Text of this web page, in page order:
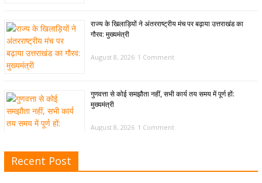
राज्य के खिलाड़ियों ने अंतरराष्ट्रीय मंच पर बढ़ाया उत्तराखंड का
गौरव: मुख्यमंत्री
August 8, 2026 1 Comment
गुणवत्ता से कोई समझौता नहीं, सभी कार्य तय समय में पूर्ण हों:
मुख्यमंत्री
August 8, 2026 1 Comment
अवसंरचना विकसित करने के निर्देश
Recent Post